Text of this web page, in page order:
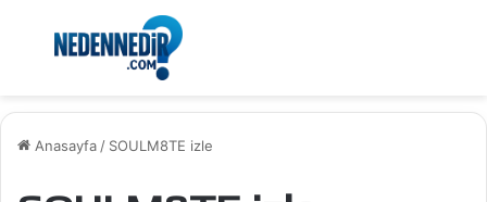
Menü
Anasayfa / SOULM8TE izle